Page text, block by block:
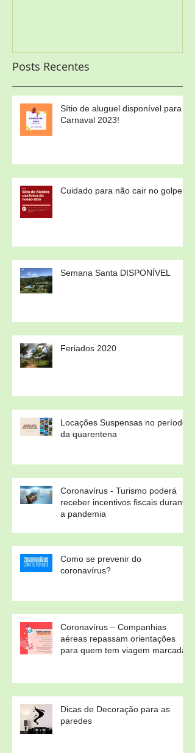
Posts Recentes
Sítio de aluguel disponível para
Carnaval 2023!
Cuidado para não cair no golpe!
Semana Santa DISPONÍVEL
Feriados 2020
Locações Suspensas no período
da quarentena
Coronavírus - Turismo poderá
receber incentivos fiscais durante
a pandemia
Como se prevenir do
coronavírus?
Coronavírus – Companhias
aéreas repassam orientações
para quem tem viagem marcada
Dicas de Decoração para as
paredes